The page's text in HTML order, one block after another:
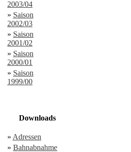
2003/04
» Saison
2002/03
» Saison
2001/02
» Saison
2000/01
» Saison
1999/00
Downloads
» Adressen
» Bahnabnahme